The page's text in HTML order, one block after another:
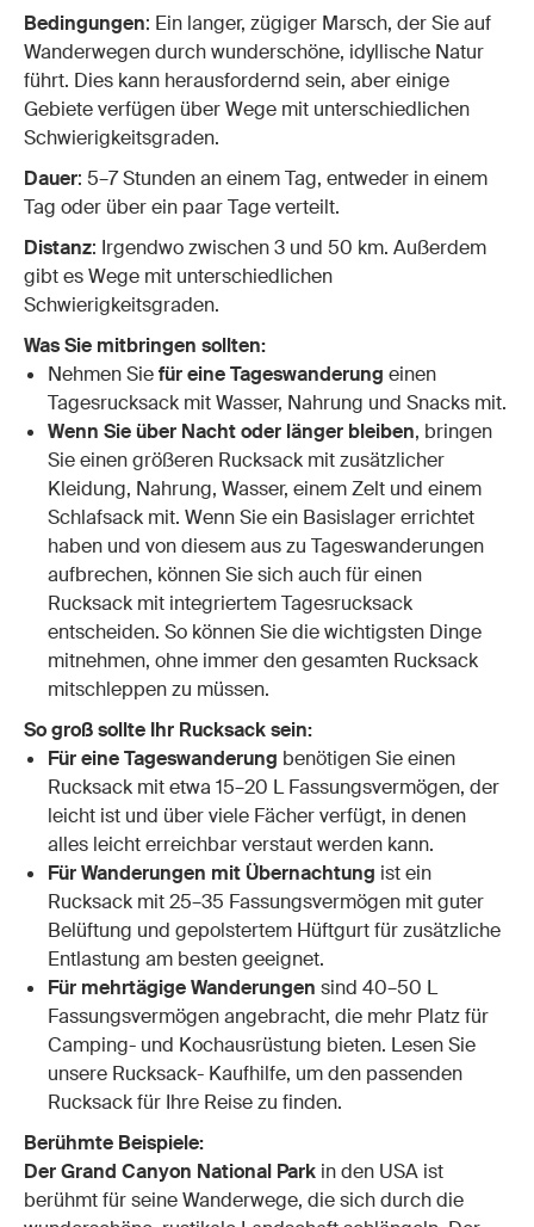
Bedingungen: Ein langer, zügiger Marsch, der Sie auf
Wanderwegen durch wunderschöne, idyllische Natur
führt. Dies kann herausfordernd sein, aber einige
Gebiete verfügen über Wege mit unterschiedlichen
Schwierigkeitsgraden.
Dauer: 5–7 Stunden an einem Tag, entweder in einem
Tag oder über ein paar Tage verteilt.
Distanz: Irgendwo zwischen 3 und 50 km. Außerdem
gibt es Wege mit unterschiedlichen
Schwierigkeitsgraden.
Was Sie mitbringen sollten:
Nehmen Siefür eine Tageswanderung einen
Tagesrucksack mit Wasser, Nahrung und Snacks mit.
Wenn Sie über Nacht oder länger bleiben, bringen
Sie einengrößeren Rucksack mit zusätzlicher
Kleidung, Nahrung, Wasser, einem Zelt und einem
Schlafsack mit. Wenn Sie ein Basislager errichtet
haben und von diesem aus zu Tageswanderungen
aufbrechen, können Sie sich auch für einen
Rucksack mit integriertem Tagesrucksack
entscheiden. So können Sie die wichtigsten Dinge
mitnehmen, ohne immer den gesamten Rucksack
mitschleppen zu müssen.
So groß sollte Ihr Rucksack sein:
Für eine Tageswanderung benötigen Sie einen
Rucksack mit etwa 15–20 L Fassungsvermögen, der
leicht ist und über viele Fächer verfügt, in denen
alles leicht erreichbar verstaut werden kann.
Für Wanderungen mit Übernachtung ist ein
Rucksack mit 25–35 Fassungsvermögen mit guter
Belüftung und gepolstertem Hüftgurt für zusätzliche
Entlastung am besten geeignet.
Für mehrtägige Wanderungen sind 40–50 L
Fassungsvermögen angebracht, die mehr Platz für
Camping- und Kochausrüstung bieten. Lesen Sie
unsere Rucksack- Kaufhilfe, um den passenden
Rucksack für Ihre Reise zu finden.
Berühmte Beispiele:
Der Grand Canyon National Park in den USA ist
berühmt für seine Wanderwege, die sich durch die